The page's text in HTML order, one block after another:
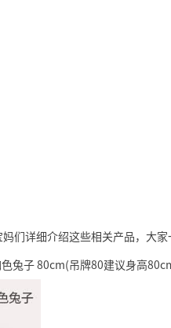
们详细介绍这些相关产品，大
兔子 80cm(吊牌80建议身高